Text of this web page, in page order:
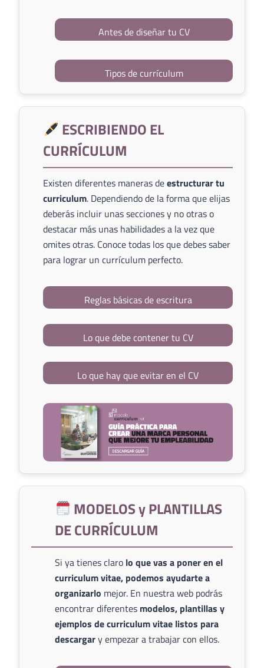
Antes de diseñar tu CV
Tipos de currículum
ESCRIBIENDO EL
CURRÍCULUM
Existen diferentes maneras deestructurar tu
curriculum. Dependiendo de la forma que elijas
deberás incluir unas secciones y no otras o
destacar más unas habilidades a la vez que
omites otras. Conoce todas los que debes saber
para lograr un currículum perfecto.
Reglas básicas de escritura
Lo que debe contener tu CV
Lo que hay que evitar en el CV
MODELOS y PLANTILLAS
DE CURRÍCULUM
Si ya tienes claro lo que vas a poner en el
curriculum vitae, podemos ayudarte a
organizarlo mejor. En nuestra web podrás
encontrar diferentes modelos, plantillas y
ejemplos de curriculum vitae listos para
descargary empezar a trabajar con ellos.